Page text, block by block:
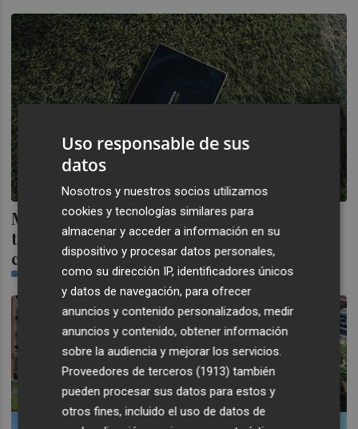
Mediacoach, la plataforma de análisis
técnico basado en datos de LaLiga, se
convierte en Sportian Performance
Uso responsable de sus
datos
Nosotros y nuestros socios utilizamos
cookies y tecnologías similares para
almacenar y acceder a información en su
dispositivo y procesar datos personales,
como su dirección IP, identificadores únicos
y datos de navegación, para ofrecer
anuncios y contenido personalizados, medir
anuncios y contenido, obtener información
sobre la audiencia y mejorar los servicios.
Proveedores de terceros (1913) también
pueden procesar sus datos para estos y
otros fines, incluido el uso de datos de